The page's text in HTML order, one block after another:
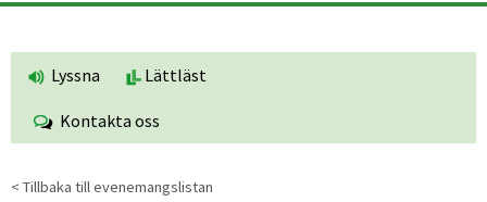
Lyssna Lättläst
Kontakta oss
< Tillbaka till evenemangslistan